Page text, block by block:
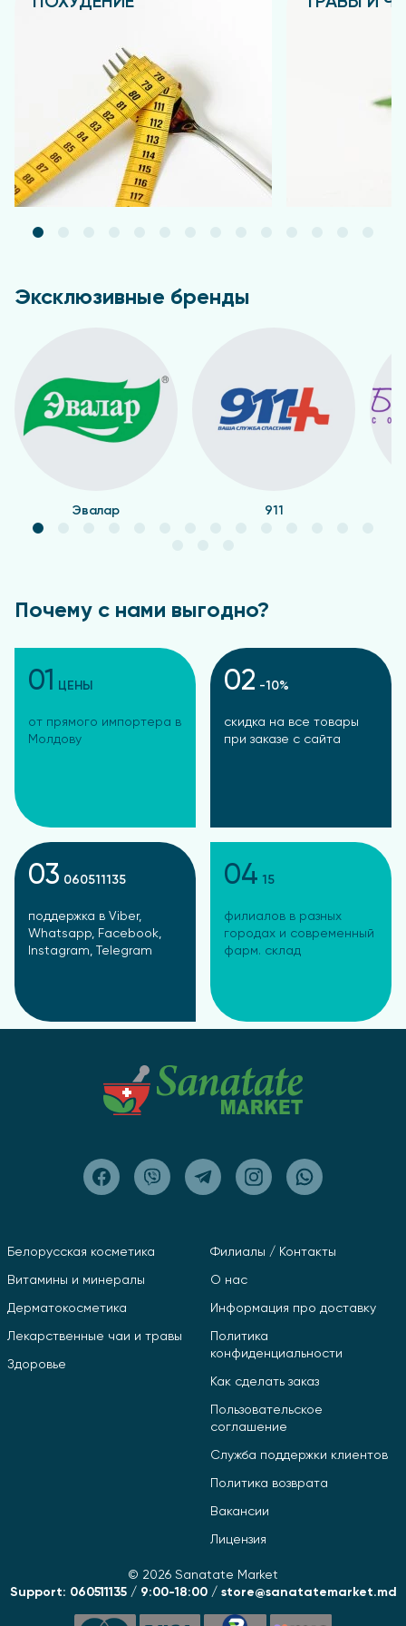
Эксклюзивные бренды
Эвалар 911
Почему с нами выгодно?
01 ЦЕНЫ
от прямого импортера в
Молдову
02 -10%
скидка на все товары
при заказе с сайта
03 060511135
поддержка в Viber,
Whatsapp, Facebook,
Instagram, Telegram
04 15
филиалов в разных
городах и современный
фарм. склад
Белорусская косметика
Витамины и минералы
Дерматокосметика
Лекарственные чаи и травы
Здоровье
Филиалы / Контакты
О нас
Информация про доставку
Политика
конфиденциальности
Как сделать заказ
Пользовательское
соглашение
Служба поддержки клиентов
Политика возврата
Вакансии
Лицензия
© 2026 Sanatate Market
Support: 060511135 / 9:00-18:00 / store@sanatatemarket.md